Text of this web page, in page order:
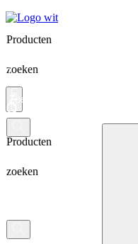
Producten
zoeken
Producten
zoeken